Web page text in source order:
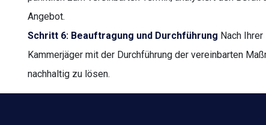
Angebot.
Schritt 6: Beauftragung und Durchführung Nach
Kammerjäger mit der Durchführung der vereinbarten
nachhaltig zu lösen.